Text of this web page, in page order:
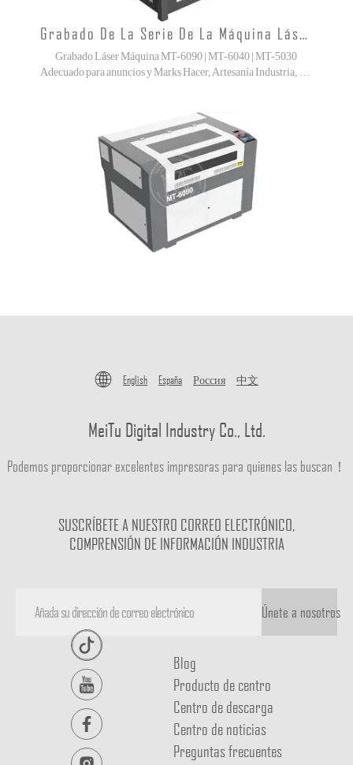
Grabado Láser Máquina MT-6090 | MT-6040 | MT-5030
English España Россия 中文
MeiTu Digital Industry Co., Ltd.
Podemos proporcionar excelentes impresoras para quienes las buscan！
SUSCRÍBETE A NUESTRO CORREO ELECTRÓNICO,
COMPRENSIÓN DE INFORMACIÓN INDUSTRIA
Únete a nosotros
Blog
Producto de centro
Centro de descarga
Centro de noticias
Preguntas frecuentes